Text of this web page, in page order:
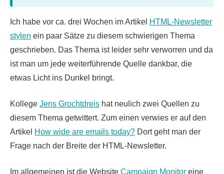
Ich habe vor ca. drei Wochen im Artikel HTML-Newsletter
stylen ein paar Sätze zu diesem schwierigen Thema
geschrieben. Das Thema ist leider sehr verworren und da
ist man um jede weiterführende Quelle dankbar, die
etwas Licht ins Dunkel bringt.
Kollege Jens Grochtdreis hat neulich zwei Quellen zu
diesem Thema getwittert. Zum einen verwies er auf den
Artikel How wide are emails today? Dort geht man der
Frage nach der Breite der HTML-Newsletter.
Im allgemeinen ist die Website Campaign Monitor eine